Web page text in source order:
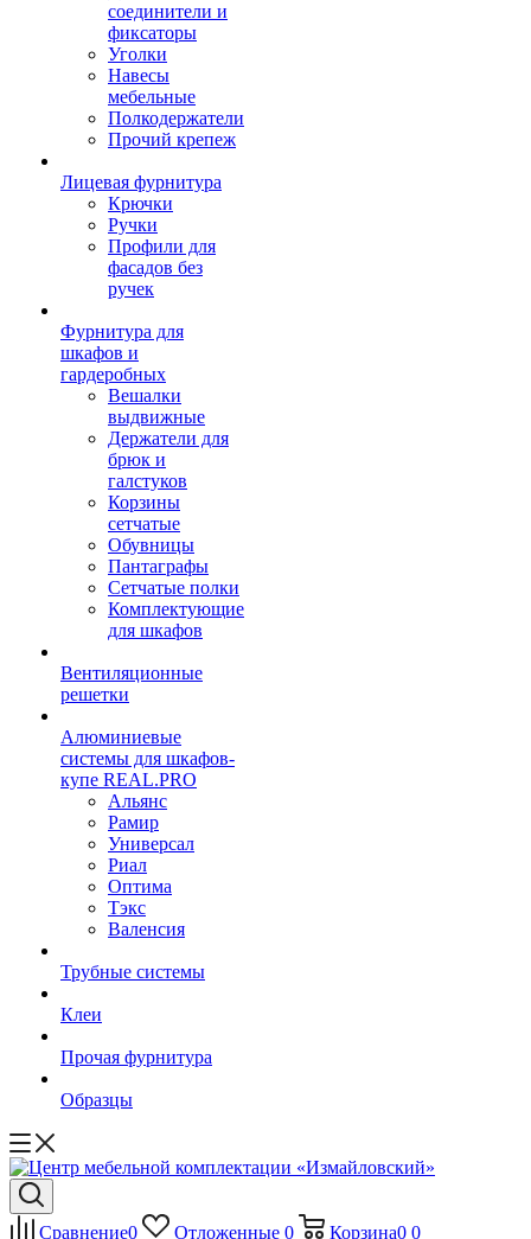
соединители и
фиксаторы
Уголки
Навесы
мебельные
Полкодержатели
Прочий крепеж
Лицевая фурнитура
Крючки
Ручки
Профили для
фасадов без
ручек
Фурнитура для
шкафов и
гардеробных
Вешалки
выдвижные
Держатели для
брюк и
галстуков
Корзины
сетчатые
Обувницы
Пантаграфы
Сетчатые полки
Комплектующие
для шкафов
Вентиляционные
решетки
Алюминиевые
системы для шкафов-
купе REAL.PRO
Альянс
Рамир
Универсал
Риал
Оптима
Тэкс
Валенсия
Трубные системы
Клеи
Прочая фурнитура
Образцы
Сравнение0 Отложенные 0 Корзина0 0